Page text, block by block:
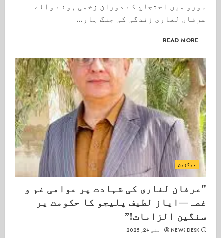
مورو میں احتجاج کے دوران زخمی ہونے والے
عرفان لغاری زندگی کی جنگ ہار...
READ MORE
میگزین
"عرفان لغاری کی شہادت پر عوامی غم و
غصہ—ایاز لطیف پلیجو کا حکومت پر
سنگین الزامات!”
NEWS DESK مئی 24, 2025